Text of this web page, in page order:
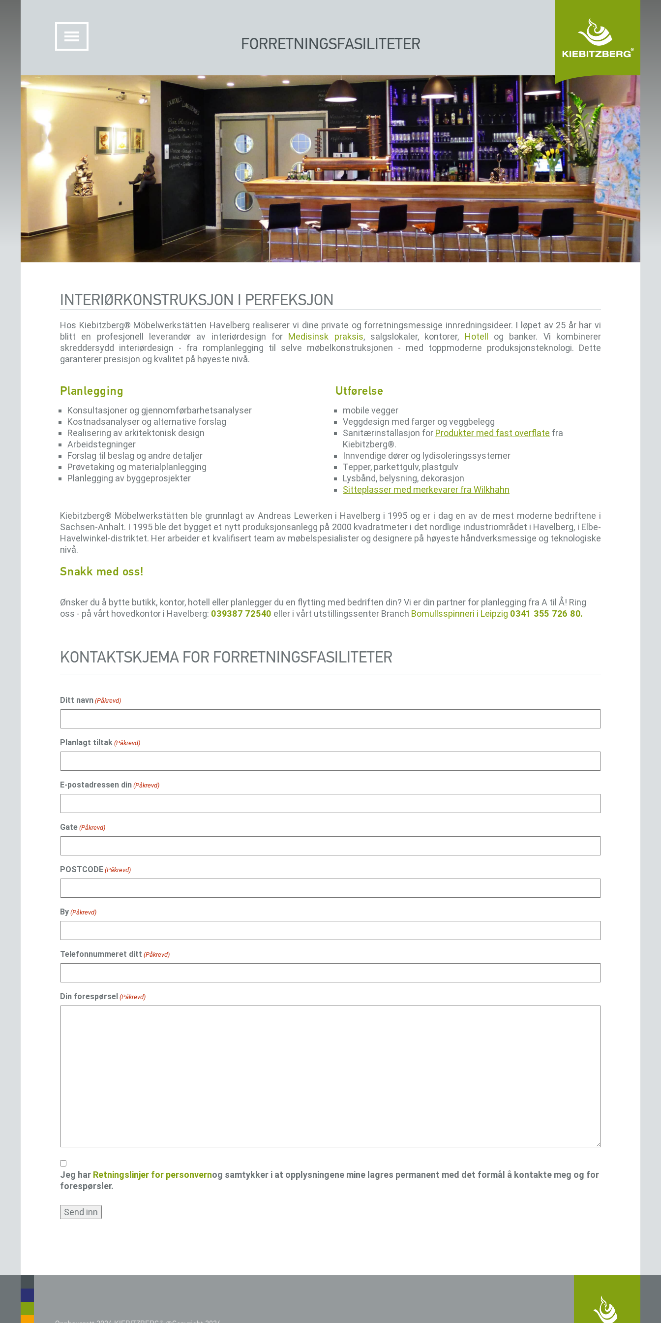
FORRETNINGSFASILITETER
INTERIØRKONSTRUKSJON I PERFEKSJON
Hos Kiebitzberg® Möbelwerkstätten Havelberg realiserer vi dine private og forretningsmessige innredningsideer. I løpet av 25 år har vi
blitt en profesjonell leverandør av interiørdesign for Medisinsk praksis, salgslokaler, kontorer, Hotell
og banker. Vi kombinerer
skreddersydd interiørdesign - fra romplanlegging til selve møbelkonstruksjonen - med toppmoderne produksjonsteknologi. Dette
garanterer presisjon og kvalitet på høyeste nivå.
Planlegging
Konsultasjoner og gjennomførbarhetsanalyser
Kostnadsanalyser og alternative forslag
Realisering av arkitektonisk design
Arbeidstegninger
Forslag til beslag og andre detaljer
Prøvetaking og materialplanlegging
Planlegging av byggeprosjekter
Utførelse
mobile vegger
Veggdesign med farger og veggbelegg
Sanitærinstallasjon for Produkter med fast overflate fra
Kiebitzberg®.
Innvendige dører og lydisoleringssystemer
Tepper, parkettgulv, plastgulv
Lysbånd, belysning, dekorasjon
Sitteplasser med merkevarer fra Wilkhahn
Kiebitzberg® Möbelwerkstätten ble grunnlagt av Andreas Lewerken i Havelberg i 1995 og er i dag en av de mest moderne bedriftene i
Sachsen-Anhalt. I 1995 ble det bygget et nytt produksjonsanlegg på 2000 kvadratmeter i det nordlige industriområdet i Havelberg, i Elbe-
Havelwinkel-distriktet. Her arbeider et kvalifisert team av møbelspesialister og designere på høyeste håndverksmessige og teknologiske
nivå.
Snakk med oss!
Ønsker du å bytte butikk, kontor, hotell eller planlegger du en flytting med bedriften din? Vi er din partner for planlegging fra A til Å! Ring
oss - på vårt hovedkontor i Havelberg: 039387 72540 eller i vårt utstillingssenter Branch Bomullsspinneri i Leipzig 0341 355 726 80.
KONTAKTSKJEMA FOR FORRETNINGSFASILITETER
Ditt navn (Påkrevd)
Planlagt tiltak (Påkrevd)
E-postadressen din (Påkrevd)
Gate (Påkrevd)
POSTCODE (Påkrevd)
By (Påkrevd)
Telefonnummeret ditt (Påkrevd)
Din forespørsel (Påkrevd)
Samtykke
Jeg har Retningslinjer for personvernog samtykker i at opplysningene mine lagres permanent med det formål å kontakte meg og for
forespørsler.